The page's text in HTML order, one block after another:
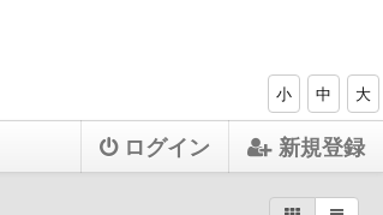
小 中 大
ログイン 新規登録